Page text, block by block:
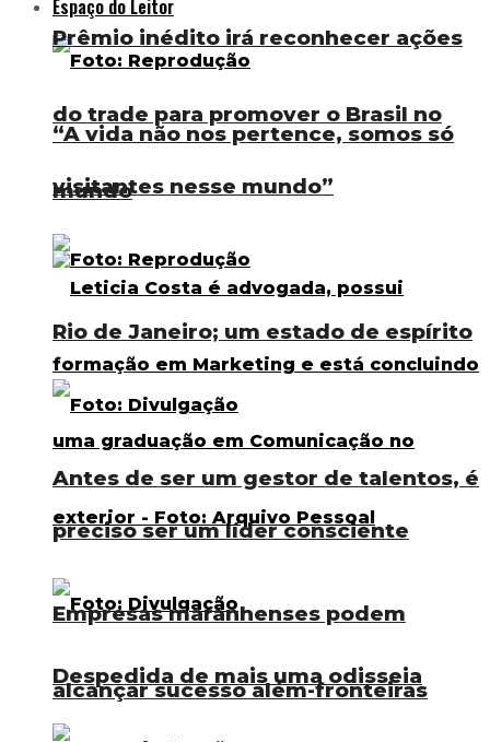
Espaço do Leitor
“A vida não nos pertence, somos só
visitantes nesse mundo”
Rio de Janeiro; um estado de espírito
Antes de ser um gestor de talentos, é
preciso ser um líder consciente
Despedida de mais uma odisseia
Prêmio inédito irá reconhecer ações
do trade para promover o Brasil no
mundo
Empresas maranhenses podem
alcançar sucesso além-fronteiras